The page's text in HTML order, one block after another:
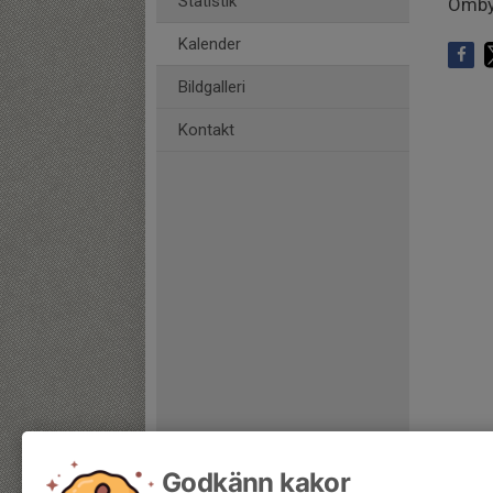
Kalender
Bildgalleri
Kontakt
Godkänn kakor